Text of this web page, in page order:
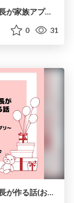
【のこるん】スーパーのアナログ店長が家族アプリを作る
0 31
「のこるん」アプリをスーパーの店長が作る話(お正月LT0119)